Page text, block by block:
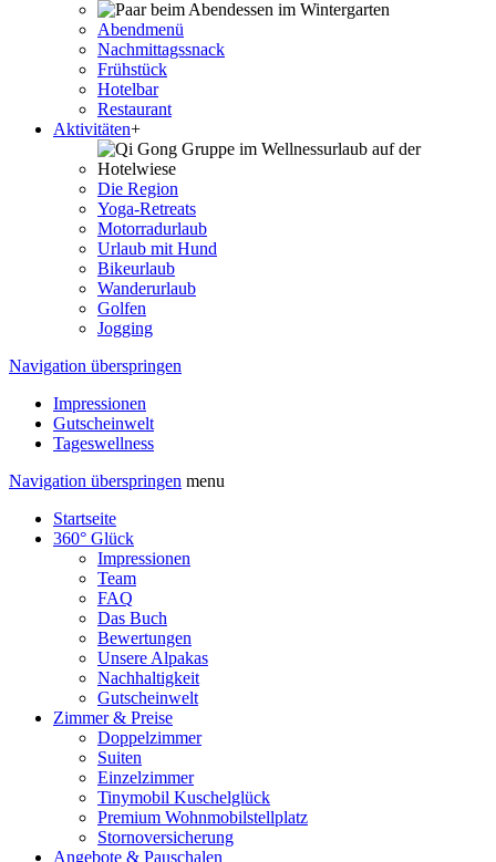
Abendmenü
Nachmittagssnack
Frühstück
Hotelbar
Restaurant
Aktivitäten+
Die Region
Yoga-Retreats
Motorradurlaub
Urlaub mit Hund
Bikeurlaub
Wanderurlaub
Golfen
Jogging
Navigation überspringen
Impressionen
Gutscheinwelt
Tageswellness
Navigation überspringen menu
Startseite
360° Glück
Impressionen
Team
FAQ
Das Buch
Bewertungen
Unsere Alpakas
Nachhaltigkeit
Gutscheinwelt
Zimmer & Preise
Doppelzimmer
Suiten
Einzelzimmer
Tinymobil Kuschelglück
Premium Wohnmobilstellplatz
Stornoversicherung
Angebote & Pauschalen